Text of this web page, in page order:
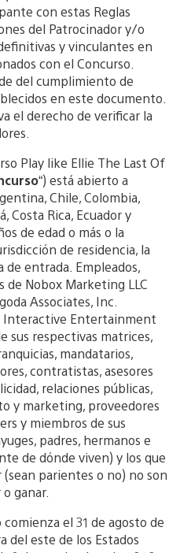
con estas Reglas
del Patrocinador y/o
y vinculantes en
con el Concurso.
del cumplimiento de
en este documento.
el derecho de verificar la
Play like Ellie The Last Of
“) está abierto a
Chile, Colombia,
Costa Rica, Ecuador y
de edad o más o la
de residencia, la
de entrada. Empleados,
Nobox Marketing LLC
Associates, Inc.
Interactive Entertainment
sus respectivas matrices,
mandatarios,
contratistas, asesores
relaciones públicas,
y marketing, proveedores
y miembros de sus
padres, hermanos e
de dónde viven) y los que
parientes o no) no son
ganar.
comienza el 31 de agosto de
del este de los Estados